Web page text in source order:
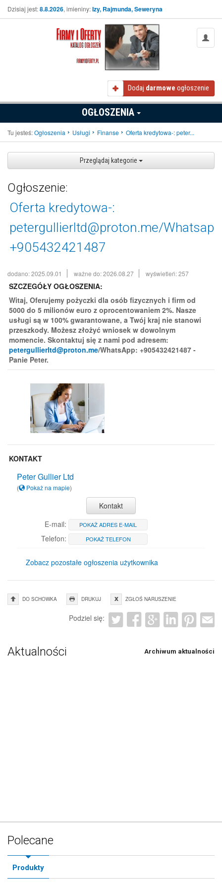
Dzisiaj jest:8.8.2026, imieniny:Izy, Rajmunda, Seweryna
Dodaj darmowe ogłoszenie
OGŁOSZENIA
Tu jesteś:Ogłoszenia Usługi Finanse Oferta kredytowa-: peter...
Przeglądaj kategorie
Ogłoszenie:
Oferta kredytowa-:
petergullierltd@proton.me/
+905432421487
dodano: 2025.09.01 ważne do: 2026.08.27 wyświetleń: 257
SZCZEGÓŁY OGŁOSZENIA:
Witaj, Oferujemy pożyczki dla osób fizycznych i firm od
5000 do 5 milionów euro z oprocentowaniem 2%. Nasze
usługi są w 100% gwarantowane, a Twój kraj nie stanowi
przeszkody. Możesz złożyć wniosek w dowolnym
momencie. Skontaktuj się z nami pod adresem:
petergullierltd@proton.me/WhatsApp: +905432421487 -
Panie Peter.
KONTAKT
Peter Gullier Ltd
( Pokaż na mapie)
Kontakt
E-mail:
POKAŻ ADRES E-MAIL
Telefon: POKAŻ TELEFON
Zobacz pozostałe ogłoszenia użytkownika
DO SCHOWKA DRUKUJ ZGŁOŚ NARUSZENIE
Podziel się:
Aktualności Archiwum aktualności
Polecane
Produkty